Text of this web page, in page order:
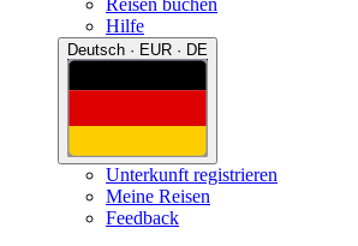
Reisen buchen
Hilfe
Deutsch · EUR · DE
Unterkunft registrieren
Meine Reisen
Feedback